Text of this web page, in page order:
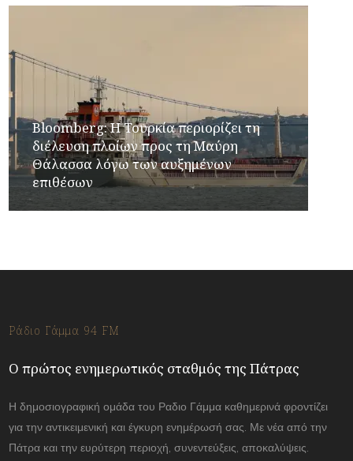
Bloomberg: Η Τουρκία περιορίζει τη
διέλευση πλοίων προς τη Μαύρη
Θάλασσα λόγω των αυξημένων
επιθέσων
Ράδιο Γάμμα 94 FM
Ο πρώτος ενημερωτικός σταθμός της Πάτρας
Η δημοσιογραφική ομάδα του Ραδιο Γάμμα καθημερινά φροντίζει
για την αντικειμενική και έγκυρη ενημέρωσή σας. Με νέα από την
Πάτρα και την ευρύτερη περιοχή, συνεντεύξεις, αποκαλύψεις.